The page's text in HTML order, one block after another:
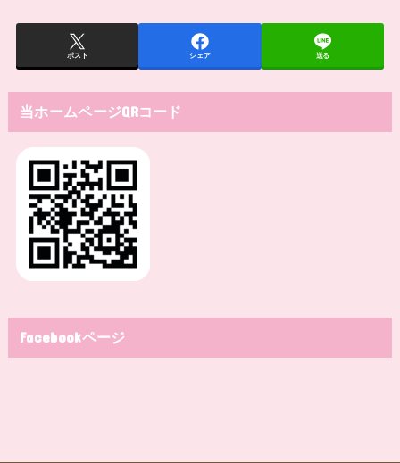
ポスト シェア 送る
当ホームページQRコード
Facebookページ